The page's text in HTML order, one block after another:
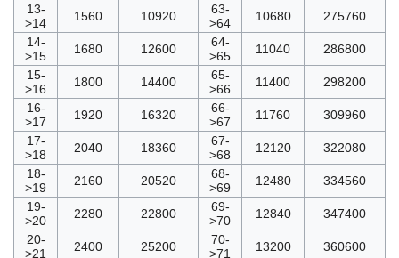
13-
>14
1560 10920
63-
>64
10680
275760
14-
>15
1680 12600
64-
>65
11040
286800
15-
>16
1800 14400
65-
>66
11400
298200
16-
>17
1920 16320
66-
>67
11760
309960
17-
>18
2040 18360
67-
>68
12120
322080
18-
>19
2160 20520
68-
>69
12480
334560
19-
>20
2280 22800
69-
>70
12840
347400
20-
>21
2400 25200
70-
>71
13200 360600